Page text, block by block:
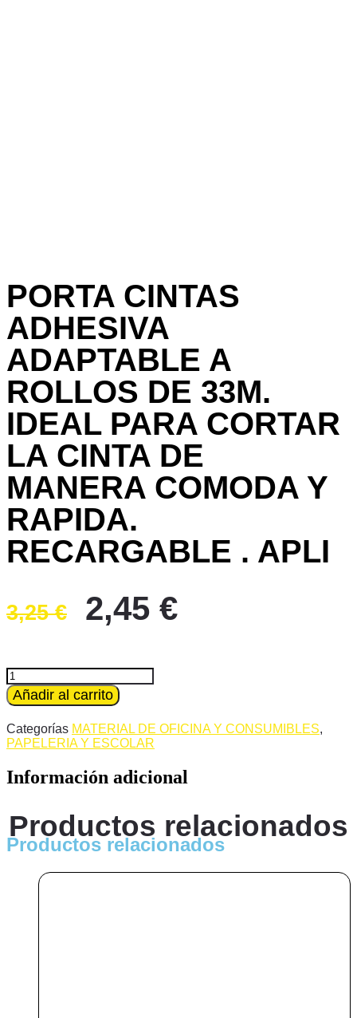
PORTA CINTAS
ADHESIVA
ADAPTABLE A
ROLLOS DE 33M.
IDEAL PARA CORTAR
LA CINTA DE
MANERA COMODA Y
RAPIDA.
RECARGABLE . APLI
3,25€
El
precio
era:
3,25 €.
2,45 €El
PORTA
CINTAS
ADHESIVA
A
ROLLOS
33M.
CORTAR
LA
CINTA
MANERA
Añadir al carrito
Categorías MATERIAL DE OFICINA Y CONSUMIBLES,
PAPELERIA Y ESCOLAR
Información adicional
Productos relacionados
Productos relacionados